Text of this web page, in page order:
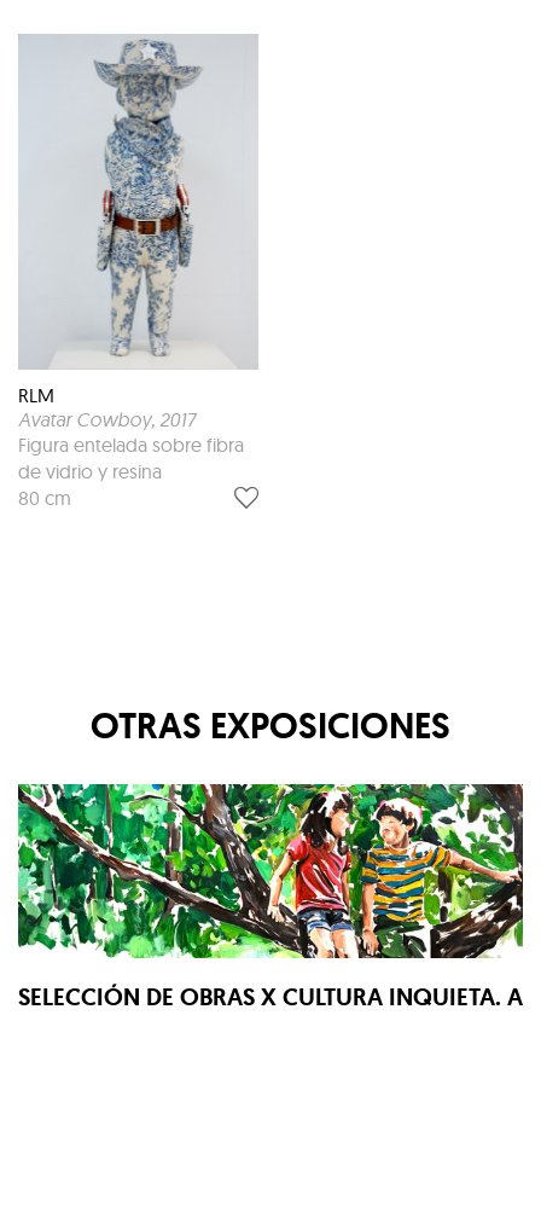
RLM
Avatar Cowboy, 2017
Figura entelada sobre fibra
de vidrio y resina
80 cm
OTRAS EXPOSICIONES
SELECCIÓN DE OBRAS X CULTURA INQUIETA.